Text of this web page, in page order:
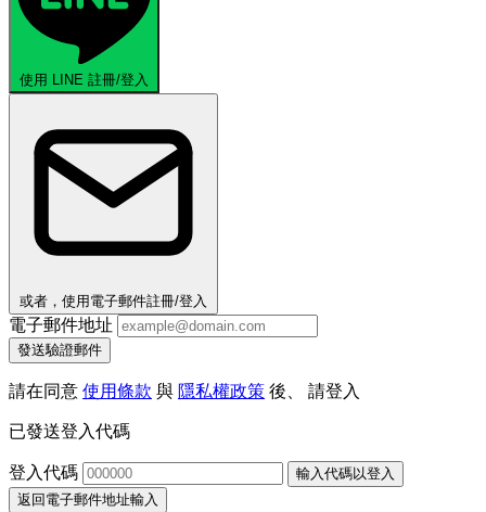
使用 LINE 註冊/登入
或者，使用電子郵件註冊/登入
電子郵件地址
發送驗證郵件
請在同意 使用條款 與 隱私權政策 後、 請登入
已發送登入代碼
登入代碼
輸入代碼以登入
返回電子郵件地址輸入